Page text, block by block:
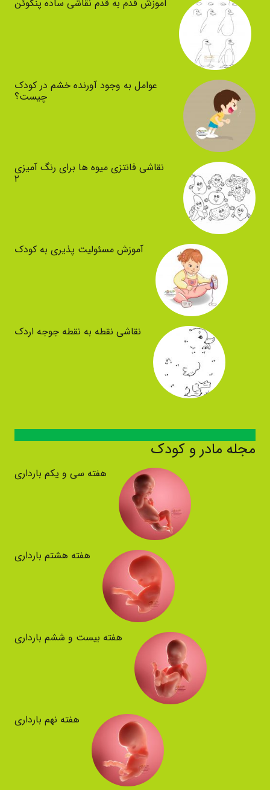
آموزش قدم به قدم نقاشی ساده پنگوئن
عوامل به وجود آورنده خشم در کودک
چیست؟
نقاشی فانتزی میوه ها برای رنگ آمیزی
۲
آموزش مسئولیت پذیری به کودک
نقاشی نقطه به نقطه جوجه اردک
مجله مادر و کودک
هفته سی و یکم بارداری
هفته هشتم بارداری
هفته بیست و ششم بارداری
هفته نهم بارداری